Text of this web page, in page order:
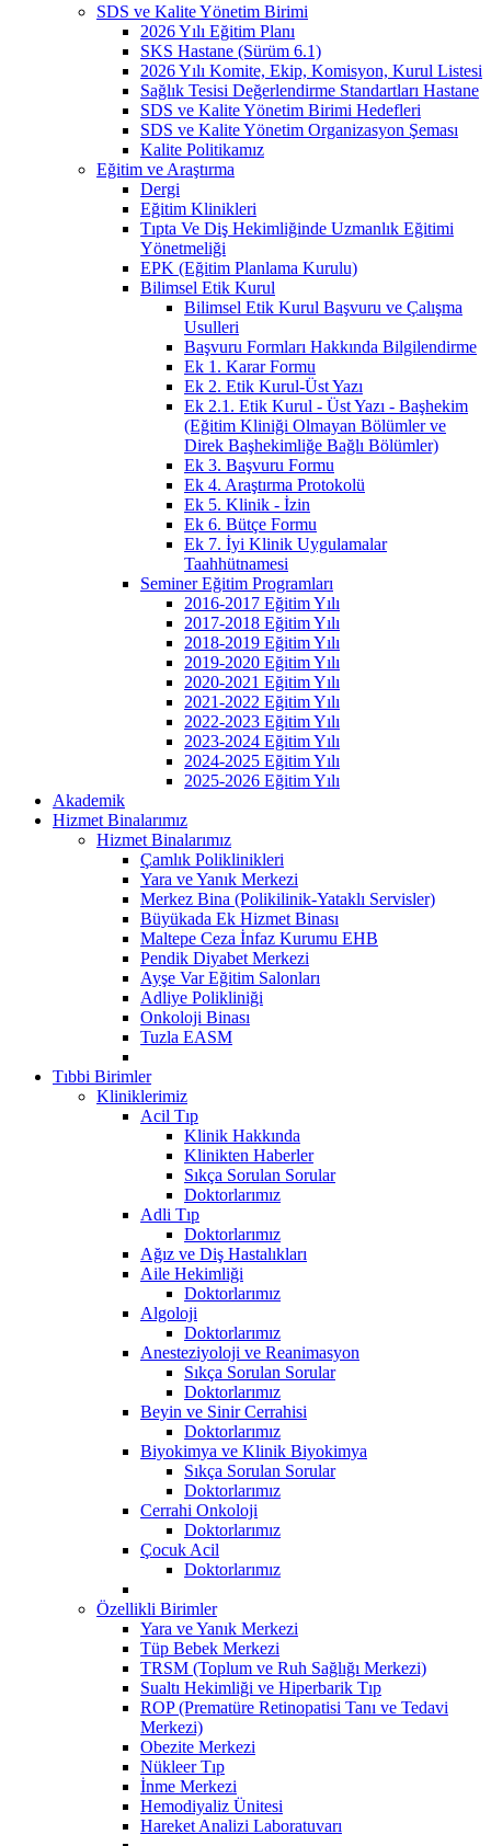
SDS ve Kalite Yönetim Birimi
2026 Yılı Eğitim Planı
SKS Hastane (Sürüm 6.1)
2026 Yılı Komite, Ekip, Komisyon, Kurul Listesi
Sağlık Tesisi Değerlendirme Standartları Hastane
SDS ve Kalite Yönetim Birimi Hedefleri
SDS ve Kalite Yönetim Organizasyon Şeması
Kalite Politikamız
Eğitim ve Araştırma
Dergi
Eğitim Klinikleri
Tıpta Ve Diş Hekimliğinde Uzmanlık Eğitimi
Yönetmeliği
EPK (Eğitim Planlama Kurulu)
Bilimsel Etik Kurul
Bilimsel Etik Kurul Başvuru ve Çalışma
Usulleri
Başvuru Formları Hakkında Bilgilendirme
Ek 1. Karar Formu
Ek 2. Etik Kurul-Üst Yazı
Ek 2.1. Etik Kurul - Üst Yazı - Başhekim
(Eğitim Kliniği Olmayan Bölümler ve
Direk Başhekimliğe Bağlı Bölümler)
Ek 3. Başvuru Formu
Ek 4. Araştırma Protokolü
Ek 5. Klinik - İzin
Ek 6. Bütçe Formu
Ek 7. İyi Klinik Uygulamalar
Taahhütnamesi
Seminer Eğitim Programları
2016-2017 Eğitim Yılı
2017-2018 Eğitim Yılı
2018-2019 Eğitim Yılı
2019-2020 Eğitim Yılı
2020-2021 Eğitim Yılı
2021-2022 Eğitim Yılı
2022-2023 Eğitim Yılı
2023-2024 Eğitim Yılı
2024-2025 Eğitim Yılı
2025-2026 Eğitim Yılı
Akademik
Hizmet Binalarımız
Hizmet Binalarımız
Çamlık Poliklinikleri
Yara ve Yanık Merkezi
Merkez Bina (Polikilinik-Yataklı Servisler)
Büyükada Ek Hizmet Binası
Maltepe Ceza İnfaz Kurumu EHB
Pendik Diyabet Merkezi
Ayşe Var Eğitim Salonları
Adliye Polikliniği
Onkoloji Binası
Tuzla EASM
Tıbbi Birimler
Kliniklerimiz
Acil Tıp
Klinik Hakkında
Klinikten Haberler
Sıkça Sorulan Sorular
Doktorlarımız
Adli Tıp
Doktorlarımız
Ağız ve Diş Hastalıkları
Aile Hekimliği
Doktorlarımız
Algoloji
Doktorlarımız
Anesteziyoloji ve Reanimasyon
Sıkça Sorulan Sorular
Doktorlarımız
Beyin ve Sinir Cerrahisi
Doktorlarımız
Biyokimya ve Klinik Biyokimya
Sıkça Sorulan Sorular
Doktorlarımız
Cerrahi Onkoloji
Doktorlarımız
Çocuk Acil
Doktorlarımız
Özellikli Birimler
Yara ve Yanık Merkezi
Tüp Bebek Merkezi
TRSM (Toplum ve Ruh Sağlığı Merkezi)
Sualtı Hekimliği ve Hiperbarik Tıp
ROP (Prematüre Retinopatisi Tanı ve Tedavi
Merkezi)
Obezite Merkezi
Nükleer Tıp
İnme Merkezi
Hemodiyaliz Ünitesi
Hareket Analizi Laboratuvarı